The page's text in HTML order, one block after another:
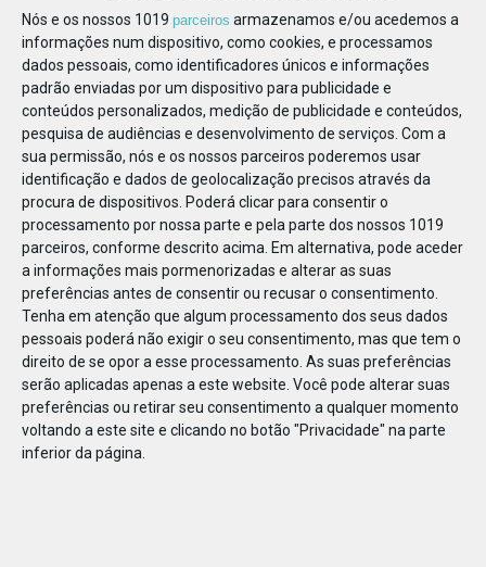
Nós e os nossos 1019 parceiros armazenamos e/ou acedemos a
informações num dispositivo, como cookies, e processamos
dados pessoais, como identificadores únicos e informações
padrão enviadas por um dispositivo para publicidade e
conteúdos personalizados, medição de publicidade e conteúdos,
pesquisa de audiências e desenvolvimento de serviços. Com a
sua permissão, nós e os nossos parceiros poderemos usar
identificação e dados de geolocalização precisos através da
procura de dispositivos. Poderá clicar para consentir o
processamento por nossa parte e pela parte dos nossos 1019
parceiros, conforme descrito acima. Em alternativa, pode aceder
a informações mais pormenorizadas e alterar as suas
preferências antes de consentir ou recusar o consentimento.
Tenha em atenção que algum processamento dos seus dados
pessoais poderá não exigir o seu consentimento, mas que tem o
direito de se opor a esse processamento. As suas preferências
serão aplicadas apenas a este website. Você pode alterar suas
preferências ou retirar seu consentimento a qualquer momento
voltando a este site e clicando no botão "Privacidade" na parte
inferior da página.
502871763158865